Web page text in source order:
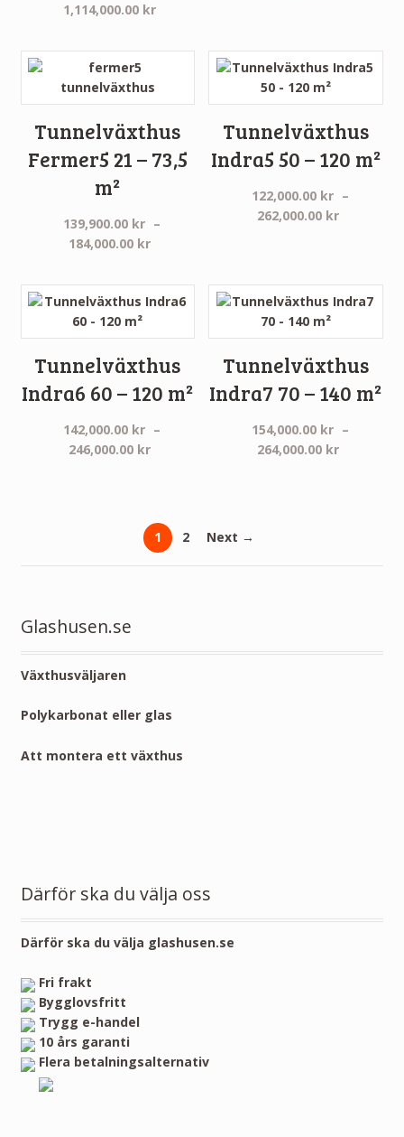
1,114,000.00 kr
till
1,114,000.00 kr
Tunnelväxthus
Fermer5 21 – 73,5
m²
139,900.00 kr –
184,000.00 kr
till
184,000.00 kr
Tunnelväxthus
Indra5 50 – 120 m²
122,000.00 kr –
262,000.00 kr
Tunnelväxthus
Indra6 60 – 120 m²
142,000.00 kr –
246,000.00 kr
Tunnelväxthus
Indra7 70 – 140 m²
154,000.00 kr –
264,000.00 kr
1
2 Next →
Glashusen.se
Växthusväljaren
Polykarbonat eller glas
Att montera ett växthus
Därför ska du välja oss
Därför ska du välja glashusen.se
Fri frakt
Bygglovsfritt
Trygg e-handel
10 års garanti
Flera betalningsalternativ